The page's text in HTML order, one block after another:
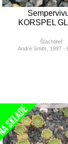
KORSPEL
Šľachtiteľ:
André Smits, 1997 -